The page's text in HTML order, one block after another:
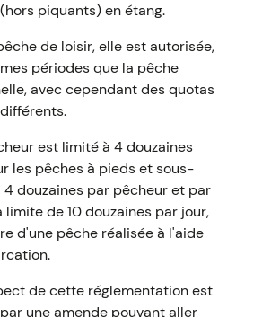
piquants) en étang.
de loisir, elle est autorisée,
périodes que la pêche
avec cependant des quotas
est limité à 4 douzaines
les pêches à pieds et sous-
4 douzaines par pêcheur et par
limite de 10 douzaines par jour,
d'une pêche réalisée à l'aide
de cette réglementation est
une amende pouvant aller